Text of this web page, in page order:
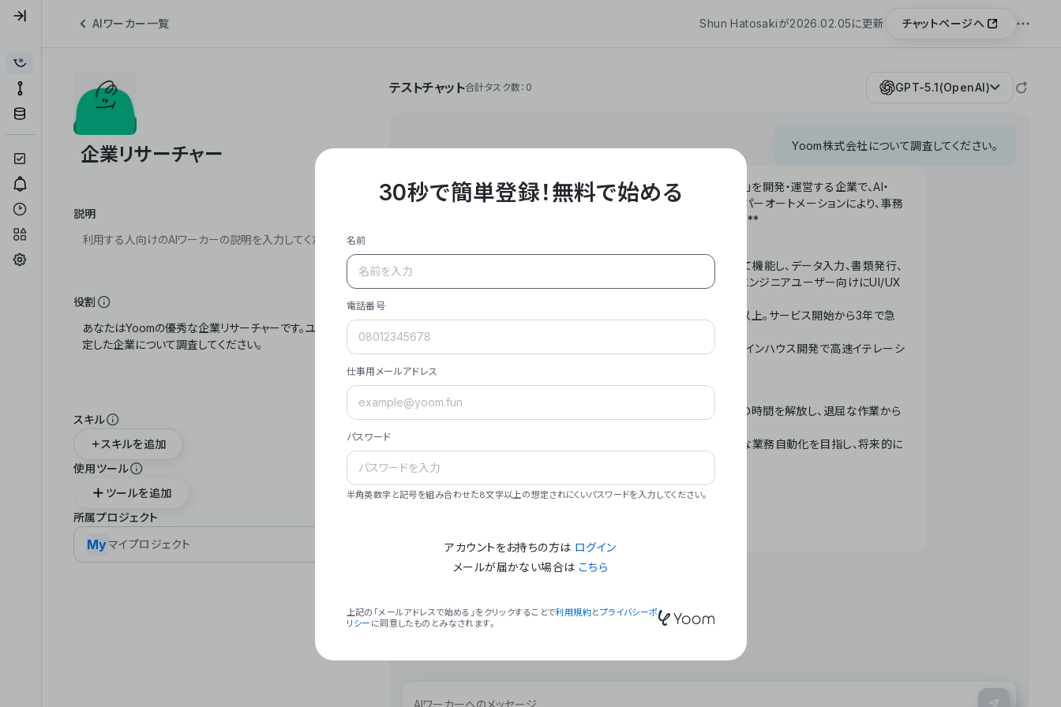
AIワーカー一覧 Shun Hatosakiが2026.02.05に更新 チャットページへ
説明
役割
スキル
スキルを追加
使用ツール
ツールを追加
所属プロジェクト
Myマイプロジェクト
テストチャット合計タスク数：0 GPT-5.1(OpenAI)
Yoom株式会社について調査してください。
**Yoom株式会社は、ビジネスオートメーションSaaS「Yoom」を開発・運営する企業で、AI・
API・RPA・OCRなどの技術をノーコードで組み合わせたハイパーオートメーションにより、事務
作業やデスクワークを自動化するサービスを提供しています。**
- **主力プロダクト「Yoom」**: SaaS連携データベースとして機能し、データ入力、書類発行、
メール対応、請求書処理、日報作成などの業務を自動化。非エンジニアユーザー向けにUI/UX
- **実績**: 国内利用社数20,000社超、直近成長率300%以上。サービス開始から3年で急
- **強み**: すべての自動化技術を1プラットフォームで完結。インハウス開発で高速イテレーシ
- **ミッション**: 「We Make Time」 – テクノロジーで人々の時間を解放し、退屈な作業から
- **ビジョン**: 「Global Business Automation」 – 世界的な業務自動化を目指し、将来的に
### 会社概要
30秒で簡単登録！無料で始める
名前
電話番号
仕事用メールアドレス
パスワード
半角英数字と記号を組み合わせた8文字以上の想定されにくいパスワードを入力してください。
アカウントをお持ちの方は ログイン
メールが届かない場合は こちら
上記の「メールアドレスで始める」をクリックすることで利用規約とプライバシーポ
リシー に同意したものとみなされます。